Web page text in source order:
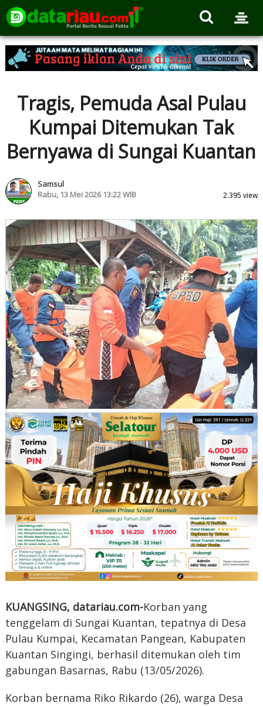
Tragis, Pemuda Asal Pulau
Kumpai Ditemukan Tak
Bernyawa di Sungai Kuantan
Samsul
Rabu, 13 Mei 2026 13:22 WIB
2.395 view
KUANGSING, datariau.com-Korban yang
tenggelam di Sungai Kuantan, tepatnya di Desa
Pulau Kumpai, Kecamatan Pangean, Kabupaten
Kuantan Singingi, berhasil ditemukan oleh tim
gabungan Basarnas, Rabu (13/05/2026).
Korban bernama Riko Rikardo (26), warga Desa